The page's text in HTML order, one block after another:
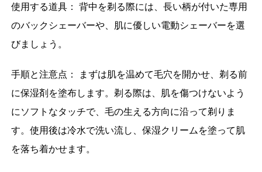
使用する道具： 背中を剃る際には、長い柄が付いた専用
のバックシェーバーや、肌に優しい電動シェーバーを選
びましょう。
手順と注意点： まずは肌を温めて毛穴を開かせ、剃る前
に保湿剤を塗布します。剃る際は、肌を傷つけないよう
にソフトなタッチで、毛の生える方向に沿って剃りま
す。使用後は冷水で洗い流し、保湿クリームを塗って肌
を落ち着かせます。